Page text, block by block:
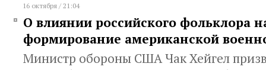
16 октября / 21:04
О влиянии российского фольклора
формирование американской
Министр обороны США Чак Хейгел